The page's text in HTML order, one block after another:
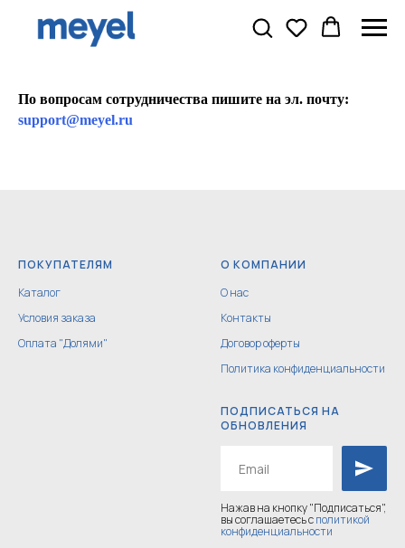
По вопросам сотрудничества пишите на эл. почту:
support@meyel.ru
ПОКУПАТЕЛЯМ
Каталог
Условия заказа
Оплата "Долями"
О КОМПАНИИ
О нас
Контакты
Договор оферты
Политика конфиденциальности
ПОДПИСАТЬСЯ НА
ОБНОВЛЕНИЯ
Нажав на кнопку "Подписаться",
вы соглашаетесь сполитикой
конфиденциальности